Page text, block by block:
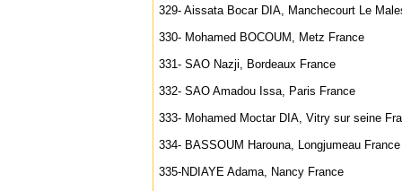
329- Aissata Bocar DIA, Manchecourt Le
330- Mohamed BOCOUM, Metz France
331- SAO Nazji, Bordeaux France
332- SAO Amadou Issa, Paris France
333- Mohamed Moctar DIA, Vitry sur seine
334- BASSOUM Harouna, Longjumeau France
335-NDIAYE Adama, Nancy France